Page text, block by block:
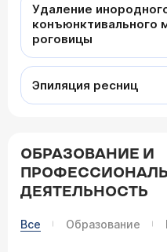
Удаление
конъюнктивального
роговицы
Эпиляция ресниц
ОБРАЗОВАНИЕ И
ДЕЯТЕЛЬНОСТЬ
Все Образование